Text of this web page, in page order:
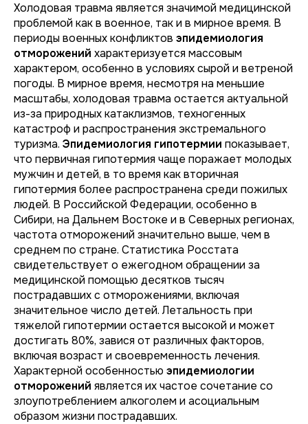
Холодовая травма является значимой медицинской
проблемой как в военное, так и в мирное время. В
периоды военных конфликтов эпидемиология
отморожений характеризуется массовым
характером, особенно в условиях сырой и ветреной
погоды. В мирное время, несмотря на меньшие
масштабы, холодовая травма остается актуальной
из-за природных катаклизмов, техногенных
катастроф и распространения экстремального
туризма. Эпидемиология гипотермии показывает,
что первичная гипотермия чаще поражает молодых
мужчин и детей, в то время как вторичная
гипотермия более распространена среди пожилых
людей. В Российской Федерации, особенно в
Сибири, на Дальнем Востоке и в Северных регионах,
частота отморожений значительно выше, чем в
среднем по стране. Статистика Росстата
свидетельствует о ежегодном обращении за
медицинской помощью десятков тысяч
пострадавших с отморожениями, включая
значительное число детей. Летальность при
тяжелой гипотермии остается высокой и может
достигать 80%, завися от различных факторов,
включая возраст и своевременность лечения.
Характерной особенностью эпидемиологии
отморожений является их частое сочетание со
злоупотреблением алкоголем и асоциальным
образом жизни пострадавших.